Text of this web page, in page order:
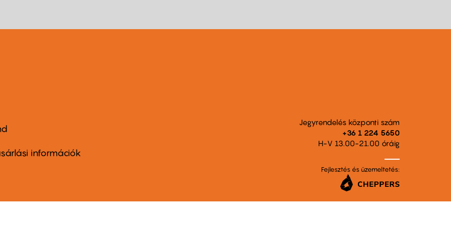
információk
Jegyrendelés központi szám
+36 1 224 5650
H-V 13.00-21.00 óráig
Fejlesztés és üzemeltetés: